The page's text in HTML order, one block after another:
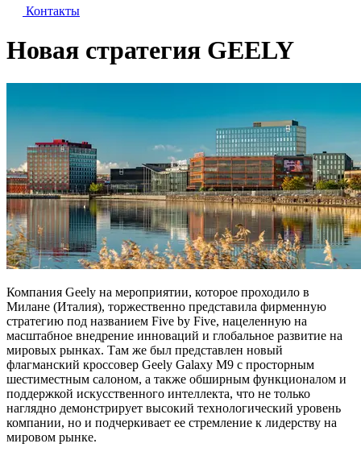
Контакты
Новая стратегия GEELY
Компания Geely на мероприятии, которое проходило в
Милане (Италия), торжественно представила фирменную
стратегию под названием Five by Five, нацеленную на
масштабное внедрение инноваций и глобальное развитие на
мировых рынках. Там же был представлен новый
флагманский кроссовер Geely Galaxy M9 с просторным
шестиместным салоном, а также обширным функционалом и
поддержкой искусственного интеллекта, что не только
наглядно демонстрирует высокий технологический уровень
компании, но и подчеркивает ее стремление к лидерству на
мировом рынке.